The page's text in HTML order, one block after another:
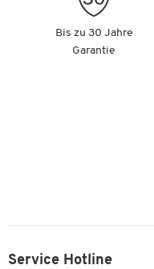
Bis zu 30 Jahre
Garantie
Service Hotline